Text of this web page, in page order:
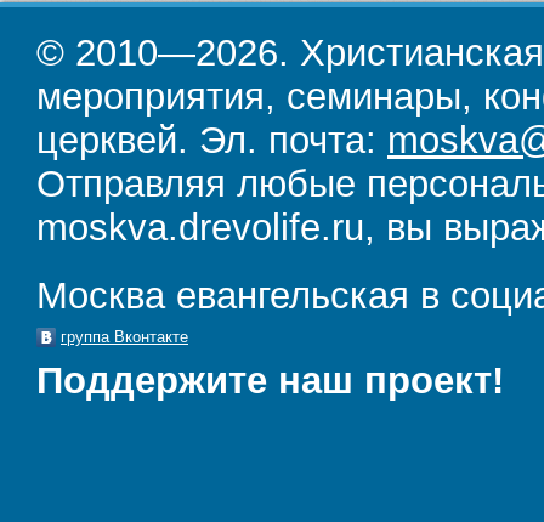
© 2010—2026.
мероприятия, семинары,
церквей. Эл. почта:
Отправляя любые
moskva.drevolife.ru, вы
Москва евангельская в
группа Вконтакте
Поддержите наш проект!